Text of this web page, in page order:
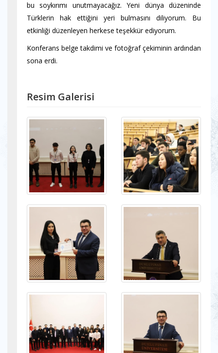
bu soykırımı unutmayacağız. Yeni dünya düzeninde
Türklerin hak ettiğini yeri bulmasını diliyorum. Bu
etkinliği düzenleyen herkese teşekkür ediyorum.
Konferans belge takdimi ve fotoğraf çekiminin ardından
sona erdi.
Resim Galerisi